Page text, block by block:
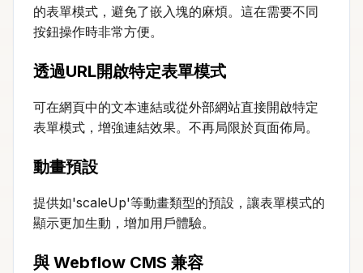
的表單模式，避免了嵌入塊的麻煩。這在需要不同
按鈕操作時非常方便。
透過URL開啟特定表單模式
可在網頁中的文本連結或從外部網站直接開啟特定
表單模式，增強連結效果。不再局限於頁面佈局。
動畫預設
提供如'scaleUp'等動畫類型的預設，讓表單模式的
顯示更加生動，增加用戶體驗。
與 Webflow CMS 兼容